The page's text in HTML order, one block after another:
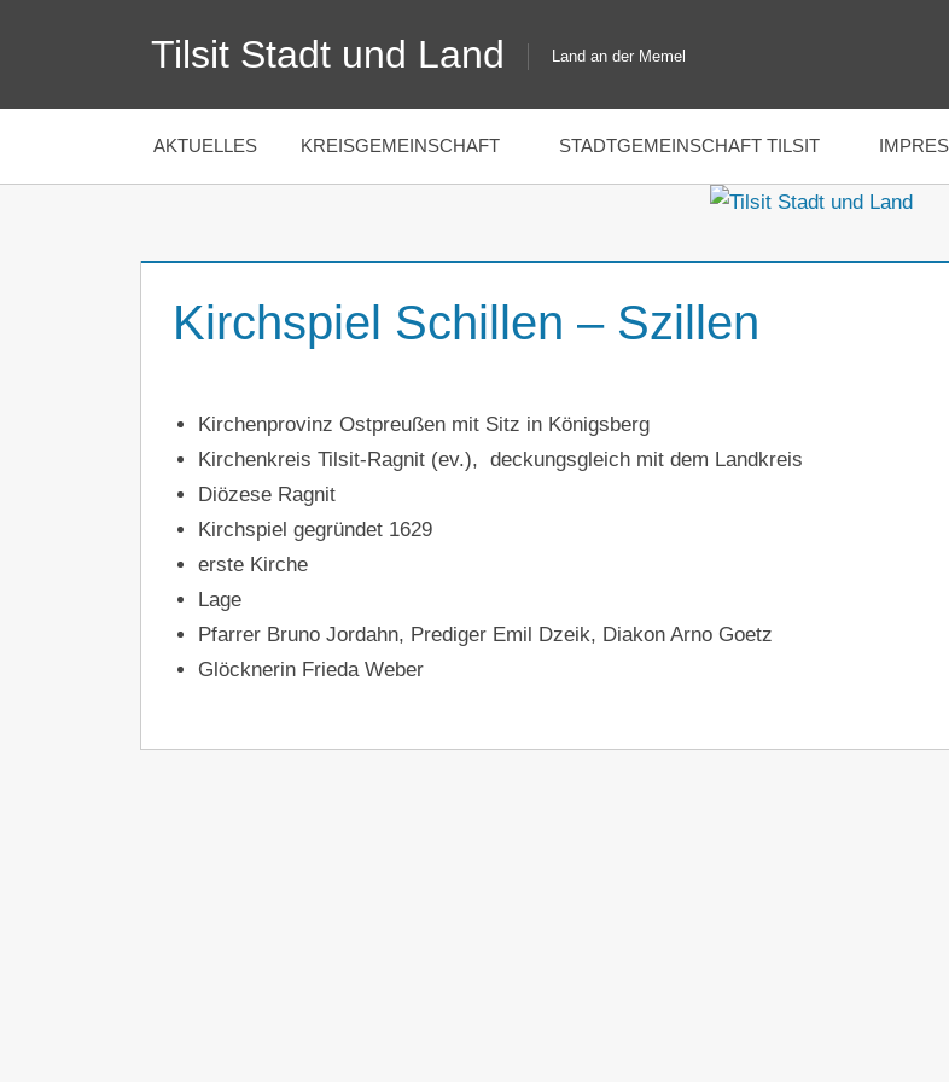
Tilsit Stadt und Land Land an der Memel
AKTUELLES KREISGEMEINSCHAFT STADTGEMEINSCHAFT TILSIT
Kirchspiel Schillen – Szillen
Kirchenprovinz Ostpreußen mit Sitz in Königsberg
Kirchenkreis Tilsit-Ragnit (ev.), deckungsgleich mit dem Landkreis
Diözese Ragnit
Kirchspiel gegründet 1629
erste Kirche
Lage
Pfarrer Bruno Jordahn, Prediger Emil Dzeik, Diakon Arno Goetz
Glöcknerin Frieda Weber